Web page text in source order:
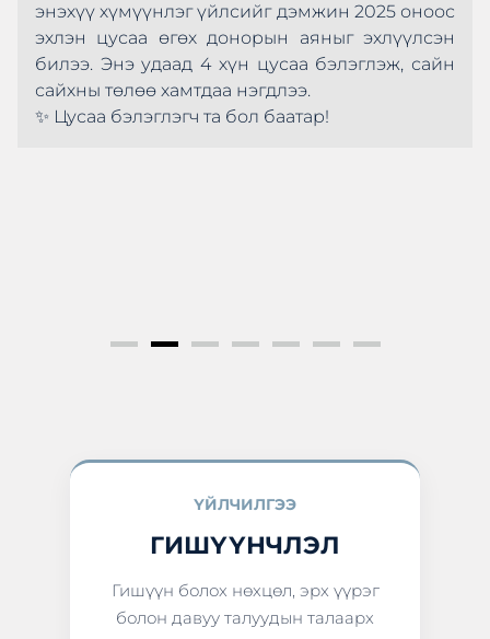
энэхүү хүмүүнлэг үйлсийг дэмжин 2025 оноос
эхлэн цусаа өгөх донорын аяныг эхлүүлсэн
билээ. Энэ удаад 4 хүн цусаа бэлэглэж, сайн
сайхны төлөө хамтдаа нэгдлээ.
✨ Цусаа бэлэглэгч та бол баатар!
ҮЙЛЧИЛГЭЭ
ГИШҮҮНЧЛЭЛ
Гишүүн болох нөхцөл, эрх үүрэг
болон давуу талуудын талаарх